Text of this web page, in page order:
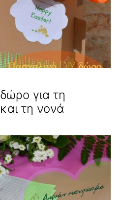
για τη
τη νονά